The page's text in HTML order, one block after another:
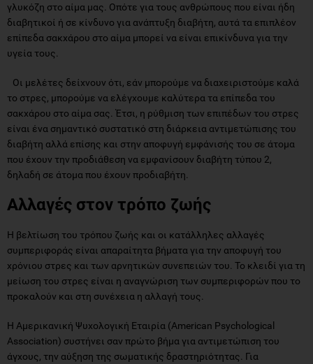
γλυκόζη στο αίμα μας. Οπότε για τους ανθρώπους που είναι ήδη
διαβητικοί ή σε κίνδυνο για ανάπτυξη διαβήτη, αυτά τα επιπλέον
επίπεδα σακχάρου στο αίμα μπορεί να είναι επικίνδυνα για την
υγεία τους.
Οι μελέτες δείχνουν ότι, εάν μπορούμε να διαχειριστούμε καλά
το στρες, μπορούμε να ελέγχουμε καλύτερα τα επίπεδα του
σακχάρου στο αίμα σας. Έτσι, η ρύθμιση των επιπέδων του στρες
είναι ένα σημαντικό συστατικό στη διάρκεια αντιμετώπισης του
διαβήτη αλλά επίσης και στην αποφυγή εμφάνισής του σε άτομα
που έχουν την προδιάθεση να εμφανίσουν διαβήτη τύπου 2,
δηλαδή σε άτομα που έχουν προδιαβήτη.
Αλλαγές στον τρόπο ζωής
Η βελτίωση του τρόπου ζωής και οι κατάλληλες αλλαγές
συμπεριφοράς είναι απαραίτητα βήματα για την αποφυγή του
χρόνιου στρες και των αρνητικών συνεπειών του. Το κλειδί για τη
μείωση του στρες είναι η αναγνώριση των συμπεριφορών που το
προκαλούν και στη συνέχεια η αλλαγή τους.
Η Αμερικανική Ψυχολογική Εταιρία (American Psychological
Association) συστήνει σαν πρώτο βήμα για αντιμετώπιση του
άγχους, την αύξηση της σωματικής δραστηριότητας. Για